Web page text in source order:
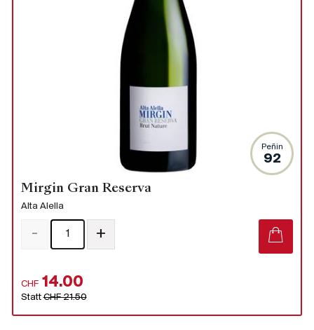
Peñin
92
Mirgin Gran Reserva
Alta Alella
CHF 14.00
StattCHF 21.50
- +